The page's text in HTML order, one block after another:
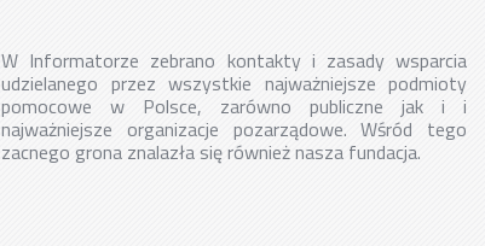
W Informatorze zebrano kontakty i zasady wsparcia
udzielanego przez wszystkie najważniejsze podmioty
pomocowe w Polsce, zarówno publiczne jak i i
najważniejsze organizacje pozarządowe. Wśród tego
zacnego grona znalazła się również nasza fundacja.